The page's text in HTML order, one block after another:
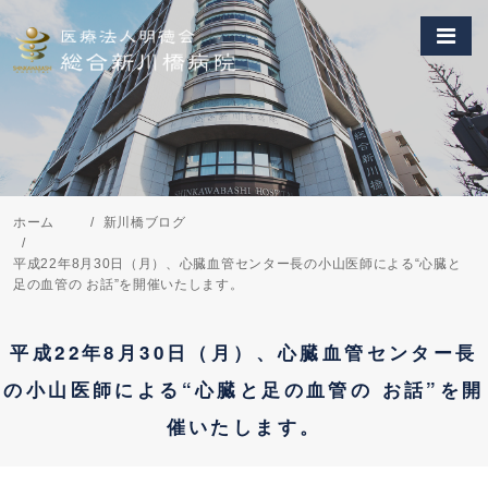
ホーム 新川橋ブログ
平成22年8月30日（月）、心臓血管センター長の小山医師による“心臓と
足の血管の お話”を開催いたします。
平成22年8月30日（月）、心臓血管センター長
の小山医師による“心臓と足の血管の お話”を開
催いたします。